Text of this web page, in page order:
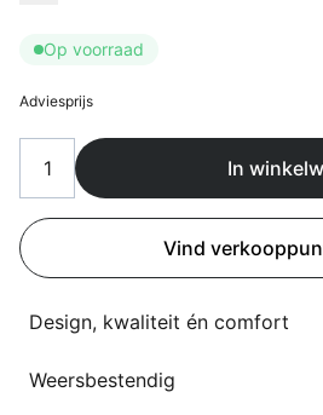
Flagship stores
Contact
3D modellen
Support
Nieuws
Op voorraad
Adviesprijs
In
Vind
Design, kwaliteit én comfort
Weersbestendig